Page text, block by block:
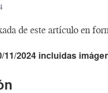
de este artículo en
11/2024 incluidas